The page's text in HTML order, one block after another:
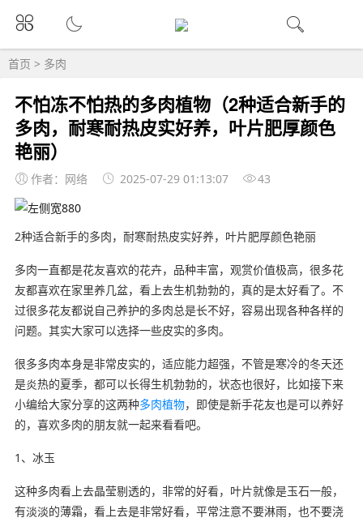
首页 > 多肉
不怕冻不怕热的多肉植物（2种适合新手的
多肉，耐寒耐热皮实好养，叶片肥厚颜色
艳丽）
作者：网络 2025-07-29 01:13:07 43
2种适合新手的多肉，耐寒耐热皮实好养，叶片肥厚颜色艳丽
多肉一直都是花友喜欢的花卉，品种丰富，观赏价值极高，很多花
友都喜欢在家里养几盆，看上去生机勃勃的，真的是太好看了。不
过很多花友都说自己养护的多肉总是长不好，容易出现各种各样的
问题。其实大家可以选择一些皮实的多肉。
很多多肉本身是非常皮实的，适应能力超强，不管是寒冷的冬天还
是炎热的夏季，都可以长得生机勃勃的，状态也很好，比如接下来
小编给大家分享的这两种多肉植物，即使是新手花友也是可以养好
的，喜欢多肉的朋友就一起来看看吧。
1、冰玉
这种多肉看上去晶莹剔透的，非常的好看，叶片就像是玉石一般，
有淡淡的薄霜，看上去是非常好看，平常注意不要淋雨，也不要浇